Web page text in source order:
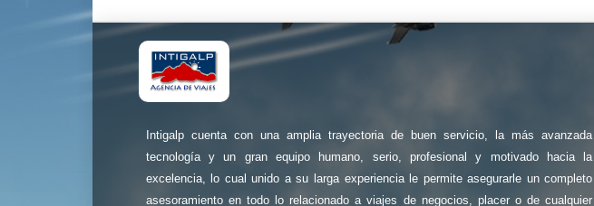
Intigalp cuenta con una amplia trayectoria de buen servicio, la más avanzada
tecnología y un gran equipo humano, serio, profesional y motivado hacia la
excelencia, lo cual unido a su larga experiencia le permite asegurarle un completo
asesoramiento en todo lo relacionado a viajes de negocios, placer o de cualquier